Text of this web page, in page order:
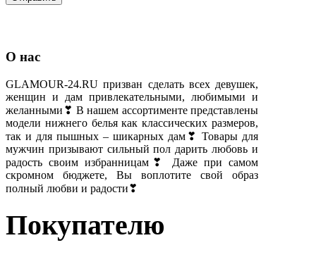
О нас
GLAMOUR-24.RU призван сделать всех девушек,
женщин и дам привлекательными, любимыми и
желанными❣ В нашем ассортименте представлены
модели нижнего белья как классических размеров,
так и для пышных – шикарных дам❣ Товары для
мужчин призывают сильный пол дарить любовь и
радость своим избранницам❣ Даже при самом
скромном бюджете, Вы воплотите свой образ
полный любви и радости❣
Покупателю